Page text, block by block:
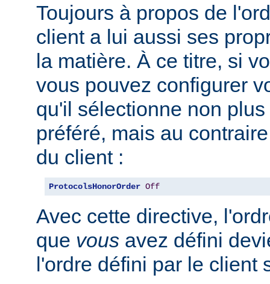
Toujours à propos de
client a lui aussi ses
la matière. À ce titre, si
vous pouvez configurer
qu'il sélectionne non
préféré, mais au
du client :
ProtocolsHonorOrder Off
Avec cette directive,
que vous avez défini
l'ordre défini par le client